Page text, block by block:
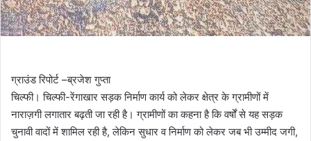
ग्राउंड रिपोर्ट –ब्रजेश गुप्ता
चिल्फी। चिल्फी-रेंगाखार सड़क निर्माण कार्य को लेकर क्षेत्र के ग्रामीणों में
नाराज़गी लगातार बढ़ती जा रही है। ग्रामीणों का कहना है कि वर्षों से यह सड़क
चुनावी वादों में शामिल रही है, लेकिन सुधार व निर्माण को लेकर जब भी उम्मीद जगी,